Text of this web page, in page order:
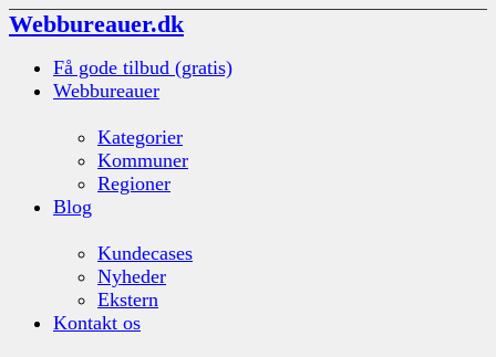
Webbureauer.dk
Få gode tilbud (gratis)
Webbureauer
Kategorier
Kommuner
Regioner
Blog
Kundecases
Nyheder
Ekstern
Kontakt os